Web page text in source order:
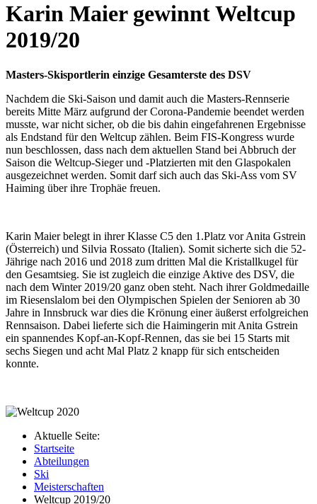
Karin Maier gewinnt Weltcup
2019/20
Masters-Skisportlerin einzige Gesamterste des DSV
Nachdem die Ski-Saison und damit auch die Masters-Rennserie
bereits Mitte März aufgrund der Corona-Pandemie beendet werden
musste, war nicht sicher, ob die bis dahin eingefahrenen Ergebnisse
als Endstand für den Weltcup zählen. Beim FIS-Kongress wurde
nun beschlossen, dass nach dem aktuellen Stand bei Abbruch der
Saison die Weltcup-Sieger und -Platzierten mit den Glaspokalen
ausgezeichnet werden. Somit darf sich auch das Ski-Ass vom SV
Haiming über ihre Trophäe freuen.
Karin Maier belegt in ihrer Klasse C5 den 1.Platz vor Anita Gstrein
(Österreich) und Silvia Rossato (Italien). Somit sicherte sich die 52-
Jährige nach 2016 und 2018 zum dritten Mal die Kristallkugel für
den Gesamtsieg. Sie ist zugleich die einzige Aktive des DSV, die
nach dem Winter 2019/20 ganz oben steht. Nach ihrer Goldmedaille
im Riesenslalom bei den Olympischen Spielen der Senioren ab 30
Jahre in Innsbruck war dies die Krönung einer äußerst erfolgreichen
Rennsaison. Dabei lieferte sich die Haimingerin mit Anita Gstrein
ein spannendes Kopf-an-Kopf-Rennen, das sie bei 15 Starts mit
sechs Siegen und acht Mal Platz 2 knapp für sich entscheiden
konnte.
Aktuelle Seite:
Startseite
Abteilungen
Ski
Meisterschaften
Weltcup 2019/20